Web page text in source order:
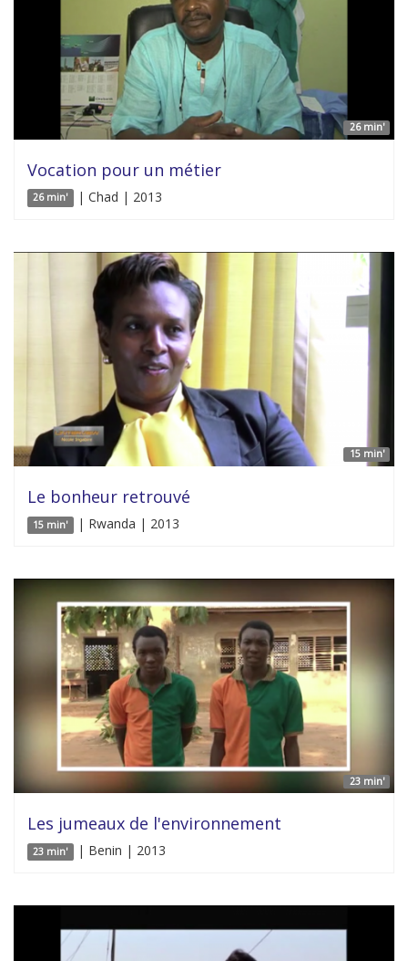
26 min'
Vocation pour un métier
26 min' | Chad | 2013
15 min'
Le bonheur retrouvé
15 min' | Rwanda | 2013
23 min'
Les jumeaux de l'environnement
23 min' | Benin | 2013